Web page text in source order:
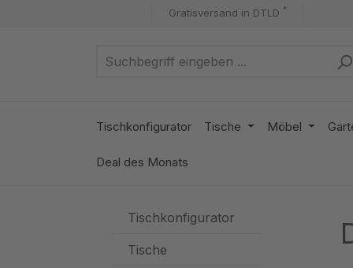
Zur Hauptnavigation springenGratisversand in DTLD *
Tischkonfigurator Tische Möbel
Deal des Monats
Tischkonfigurator
Tische